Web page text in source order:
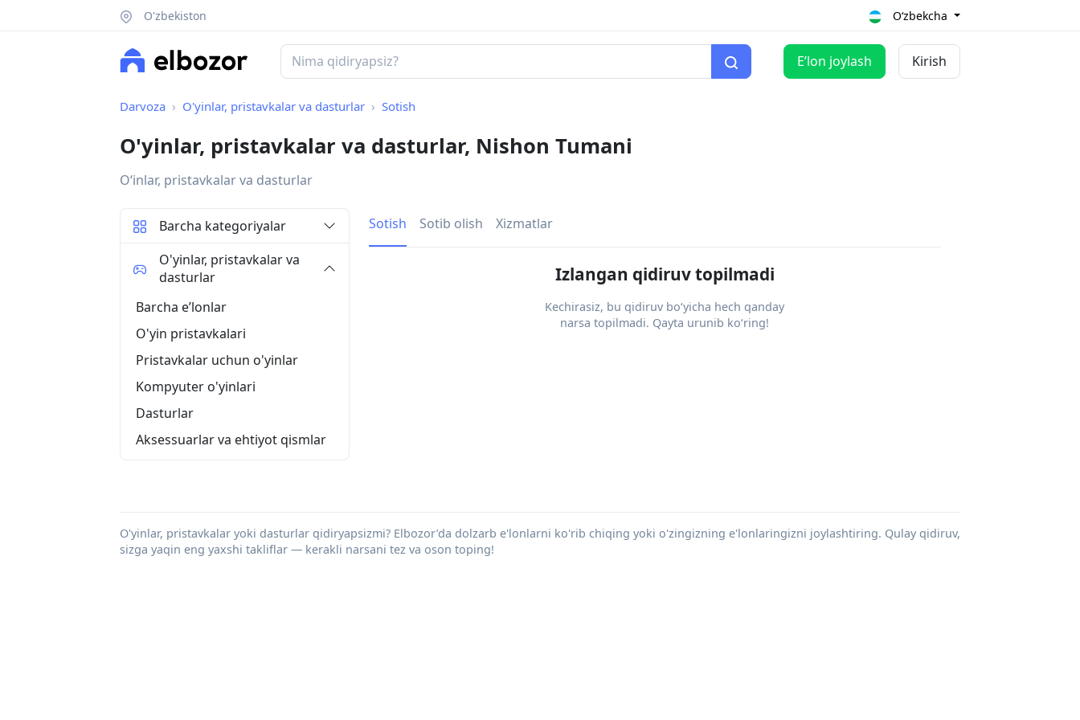
O'zbekiston O‘zbekcha
Eʼlon joylash Kirish
Darvoza O'yinlar, pristavkalar va dasturlar Sotish
O'yinlar, pristavkalar va dasturlar, Nishon Tumani
O‘inlar, pristavkalar va dasturlar
Sotish Sotib olish Xizmatlar
Izlangan qidiruv topilmadi
Kechirasiz, bu qidiruv bo‘yicha hech qanday
narsa topilmadi. Qayta urunib ko‘ring!
Barcha kategoriyalar
O'yinlar, pristavkalar va
dasturlar
Barcha eʼlonlar
O'yin pristavkalari
Pristavkalar uchun o'yinlar
Kompyuter o'yinlari
Dasturlar
Aksessuarlar va ehtiyot qismlar
O'yinlar, pristavkalar yoki dasturlar qidiryapsizmi? Elbozor’da dolzarb e'lonlarni ko'rib chiqing yoki o'zingizning e'lonlaringizni joylashtiring. Qulay qidiruv,
sizga yaqin eng yaxshi takliflar — kerakli narsani tez va oson toping!